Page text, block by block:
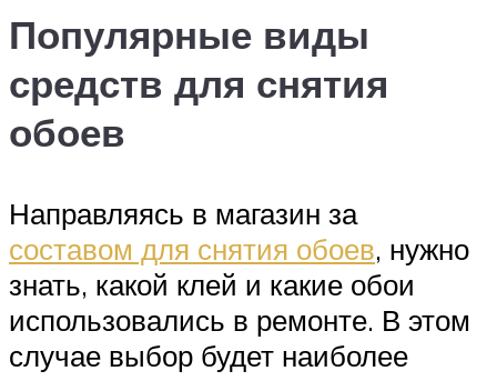
Популярные виды
средств для снятия
обоев
Направляясь в магазин за
составом для снятия обоев, нужно
знать, какой клей и какие обои
использовались в ремонте. В этом
случае выбор будет наиболее